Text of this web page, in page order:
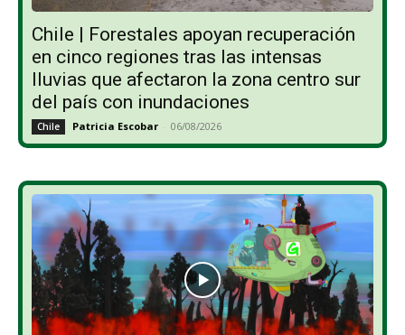
Chile | Forestales apoyan recuperación
en cinco regiones tras las intensas
lluvias que afectaron la zona centro sur
del país con inundaciones
Chile Patricia Escobar - 06/08/2026